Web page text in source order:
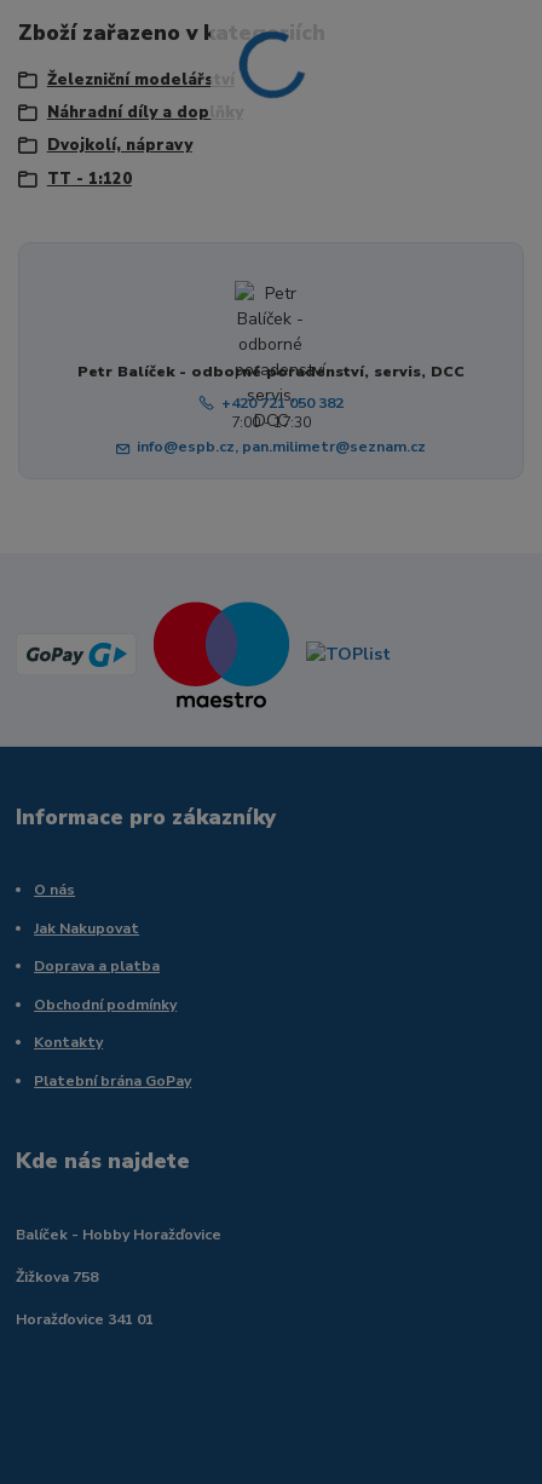
Zboží zařazeno v kategoriích
Železniční modelářství
Náhradní díly a doplňky
Dvojkolí, nápravy
TT - 1:120
Petr Balíček - odborné poradenství, servis, DCC
+420 721 050 382
7:00 - 17:30
info@espb.cz, pan.milimetr@seznam.cz
Informace pro zákazníky
O nás
Jak Nakupovat
Doprava a platba
Obchodní podmínky
Kontakty
Platební brána GoPay
Kde nás najdete
Balíček - Hobby Horažďovice
Žižkova 758
Horažďovice 341 01